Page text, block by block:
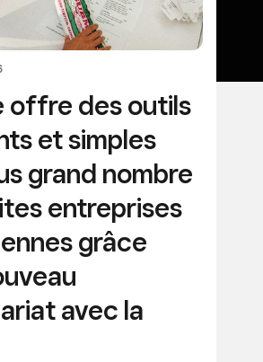
offre des outils
et simples
grand nombre
entreprises
grâce
avec la